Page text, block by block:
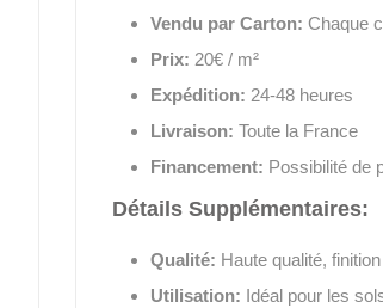
Vendu par Carton: Chaque
Prix: 20€ / m²
Expédition: 24-48 heures
Livraison: Toute la France
Financement: Possibilité de
Détails Supplémentaires:
Qualité: Haute qualité,
Utilisation: Idéal pour les